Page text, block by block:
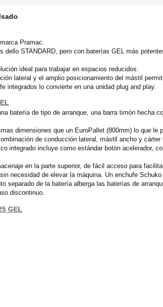
Pramac.
STANDARD, pero con baterías GEL más
ideal para trabajar en espacios reducidos.
lateral y el amplio posicionamiento del mástil
integrados lo convierte en una unidad plug and play.
batería de tipo de arranque, una barra timón hecha
dimensiones que un EuroPallet (800mm) lo que
de conducción lateral, mástil ancho y
integrado incluye como estándar botón acelerador,
en la parte superior, de fácil acceso para
necesidad de elevar la máquina. Un enchufe
separado de la batería alberga las baterías de
discontinuo.
GEL